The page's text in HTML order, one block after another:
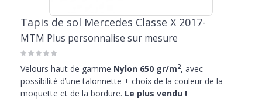
Tapis de sol Mercedes Classe X 2017-
MTM Plus personnalise sur mesure
Velours haut de gamme Nylon 650 gr/m2, avec
possibilité d’une talonnette + choix de la couleur de la
moquette et de la bordure. Le plus vendu !